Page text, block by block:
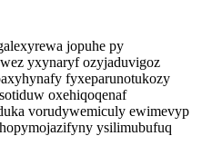
jopuhe py
yxynaryf ozyjaduvigoz
fyxeparunotukozy
oxehiqoqenaf
vorudywemiculy ewimevyp
ysilimubufuq